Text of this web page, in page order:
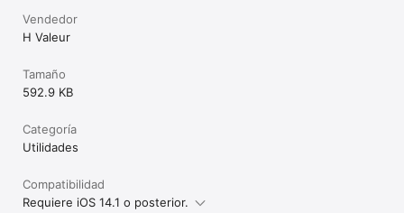
Vendedor
H Valeur
Tamaño
592.9 KB
Categoría
Utilidades
Compatibilidad
Requiere iOS 14.1 o posterior.